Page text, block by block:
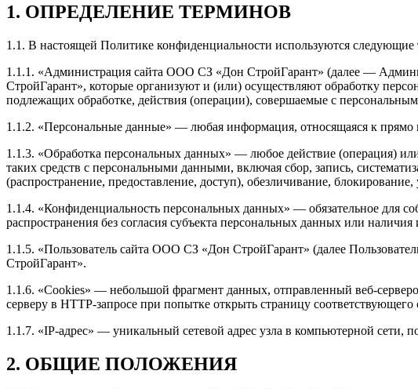
1. ОПРЕДЕЛЕНИЕ ТЕРМИНОВ
1.1. В настоящей Политике конфиденциальности используются
1.1.1. «Администрация сайта ООО СЗ «Дон СтройГарант» (далее —
СтройГарант», которые организуют и (или) осуществляют обработку
подлежащих обработке, действия (операции), совершаемые с
1.1.2. «Персональные данные» — любая информация, относящаяся к
1.1.3. «Обработка персональных данных» — любое действие (операция)
таких средств с персональными данными, включая сбор, запись,
(распространение, предоставление, доступ), обезличивание,
1.1.4. «Конфиденциальность персональных данных» — обязательное для
распространения без согласия субъекта персональных данных или наличия
1.1.5. «Пользователь сайта ООО СЗ «Дон СтройГарант» (далее
СтройГарант».
1.1.6. «Cookies» — небольшой фрагмент данных, отправленный веб-
серверу в HTTP-запросе при попытке открыть страницу соответствующего
1.1.7. «IP-адрес» — уникальный сетевой адрес узла в компьютерной сети,
2. ОБЩИЕ ПОЛОЖЕНИЯ